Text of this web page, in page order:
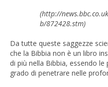
(http://
b/872428.stm)
Da tutte queste saggezze
che la Bibbia non è un libro
di più nella Bibbia, essendo
grado di penetrare nelle